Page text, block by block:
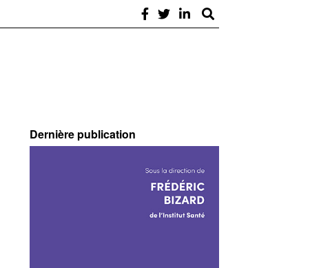
Dernière publication